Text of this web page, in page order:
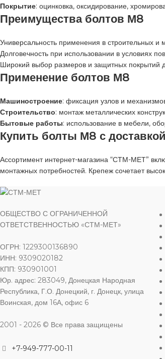
Покрытие: оцинковка, оксидирование,
Преимущества болтов М8
Универсальность применения в строительных и
Долговечность при использовании в условиях
Широкий выбор размеров и защитных покрытий
Применение болтов М8
Машиностроение: фиксация узлов и
Строительство: монтаж металлических
Бытовые работы: использование в мебели,
Купить болты М8 с
Ассортимент интернет-магазина “СТМ-МЕТ”
монтажных потребностей. Крепеж сочетает
ОБЩЕСТВО С ОГРАНИЧЕННОЙ
ОТВЕТСТВЕННОСТЬЮ «СТМ-МЕТ»
ОГРН: 1229300136890
ИНН: 9309020182
КПП: 930901001
Юр. адрес: 283049, Донецкая Народная
Республика, Г.О. Донецкий, г. Донецк, улица
Воинская, дом 16А, офис 6
2001 - 2026 © Все права защищены
+7-949-777-00-11